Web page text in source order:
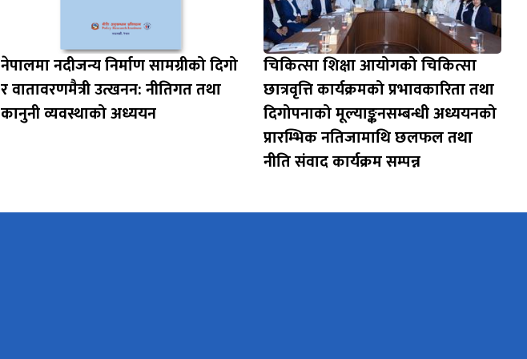
नेपालमा नदीजन्य निर्माण सामग्रीको दिगो
र वातावरणमैत्री उत्खनन: नीतिगत तथा
कानुनी व्यवस्थाको अध्ययन
चिकित्सा शिक्षा आयोगको चिकित्सा
छात्रवृत्ति कार्यक्रमको प्रभावकारिता तथा
दिगोपनाको मूल्याङ्कनसम्बन्धी अध्ययनको
प्रारम्भिक नतिजामाथि छलफल तथा
नीति संवाद कार्यक्रम सम्पन्न